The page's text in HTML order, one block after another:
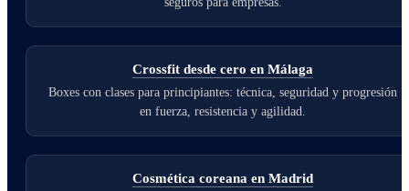
Crossfit desde cero en Málaga
Boxes con clases para principiantes: técnica, seguridad y progresión
en fuerza, resistencia y agilidad.
Cosmética coreana en Madrid